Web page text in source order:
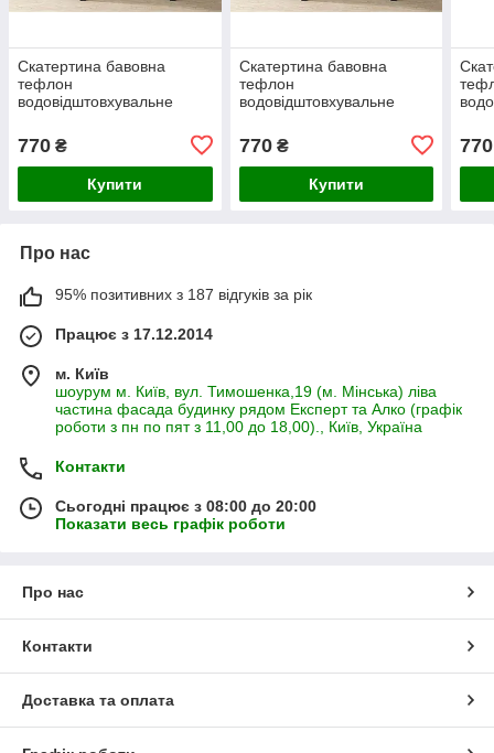
Скатертина бавовна
тефлон
водовідштовхувальне
колір фрезовий або
пилово-рожевий
770 ₴
Купити
Скатертина бавовна
тефлон
водовідштовхувальне
принт із червоними
трояндочками в
маленьких букетах
770₴
Купити
770
Про нас
95% позитивних з 187 відгуків за рік
Працює з 17.12.2014
м. Київ
шоурум м. Київ, вул. Тимошенка,19 (м. Мінська) ліва
частина фасада будинку рядом Експерт та Алко (графік
роботи з пн по пят з 11,00 до 18,00)., Київ, Україна
Контакти
Сьогодні працює з 08:00 до 20:00
Показати весь графік роботи
Про нас
Контакти
Доставка та оплата